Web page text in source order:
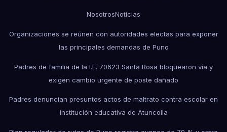
NosotrosNoticias
Organizaciones se reúnen con autoridades electas para exponer
las principales demandas de Puno
Padres de familia de la I.E. 70623 Santa Rosa bloquearon vía y
exigen cambio urgente de poste dañado
Padres denuncian presuntos actos de maltrato contra escolar en
institución educativa de Atuncolla